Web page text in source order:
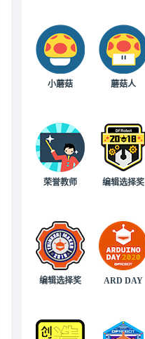
小蘑菇 蘑菇人
荣誉教师 编辑选择奖
编辑选择奖 ARD DAY